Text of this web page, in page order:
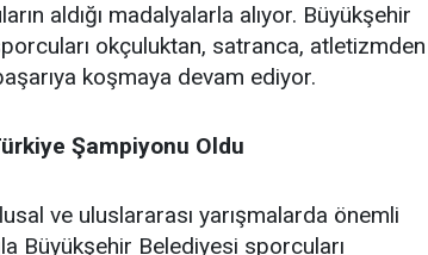
aldığı madalyalarla alıyor. Büyükşehir
okçuluktan, satranca, atletizmden
koşmaya devam ediyor.
Şampiyonu Oldu
ve uluslararası yarışmalarda önemli
Büyükşehir Belediyesi sporcuları